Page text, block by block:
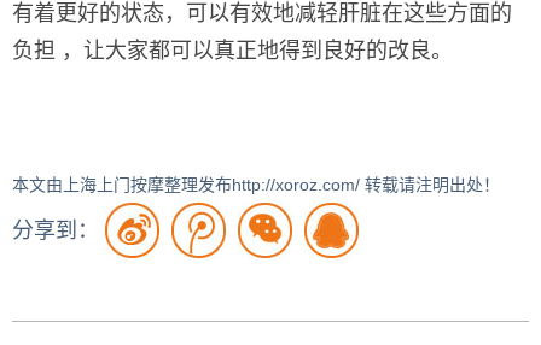
有着更好的状态，可以有效地减轻肝脏在这些方面的
负担 ，让大家都可以真正地得到良好的改良。
本文由上海上门按摩整理发布http://xoroz.com/ 转载请注明出处！
分享到：